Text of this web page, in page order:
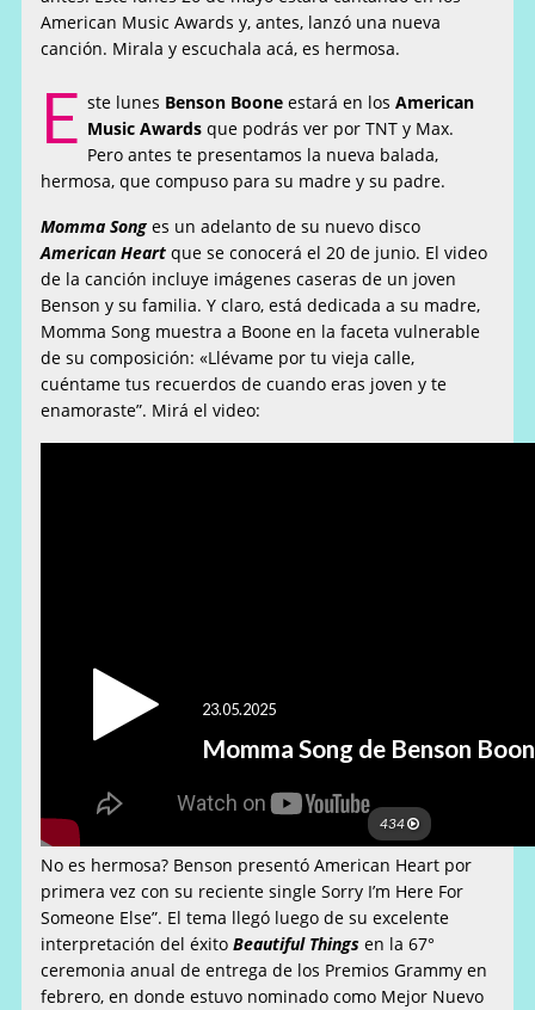
American Music Awards y, antes, lanzó una nueva
canción. Mirala y escuchala acá, es hermosa.
E ste lunes Benson Boone estará en losAmerican
Music Awards que podrás ver por TNT y Max.
Pero antes te presentamos la nueva balada,
hermosa, que compuso para su madre y su padre.
Momma Song es un adelanto de su nuevo disco
American Heartque se conocerá el 20 de junio. El video
de la canción incluye imágenes caseras de un joven
Benson y su familia. Y claro, está dedicada a su madre,
Momma Song muestra a Boone en la faceta vulnerable
de su composición: «Llévame por tu vieja calle,
cuéntame tus recuerdos de cuando eras joven y te
enamoraste”. Mirá el video:
No es hermosa? Benson presentó American Heart por
primera vez con su reciente single Sorry I’m Here For
Someone Else”. El tema llegó luego de su excelente
interpretación del éxitoBeautiful Thingsen la 67°
ceremonia anual de entrega de los Premios Grammy en
febrero, en donde estuvo nominado como Mejor Nuevo